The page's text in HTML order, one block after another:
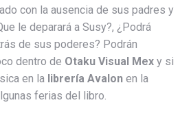
con la ausencia de sus padres y
le deparará a Susy?, ¿Podrá
de sus poderes? Podrán
dentro de Otaku Visual Mex y si
en la librería Avalon en la
ferias del libro.